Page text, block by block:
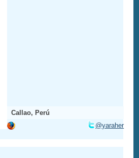
Callao, Perú
@yaraher